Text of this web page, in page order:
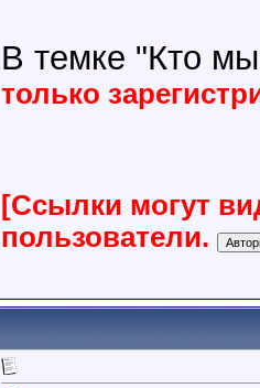
В темке "Кто
только
[Ссылки могут
пользователи.